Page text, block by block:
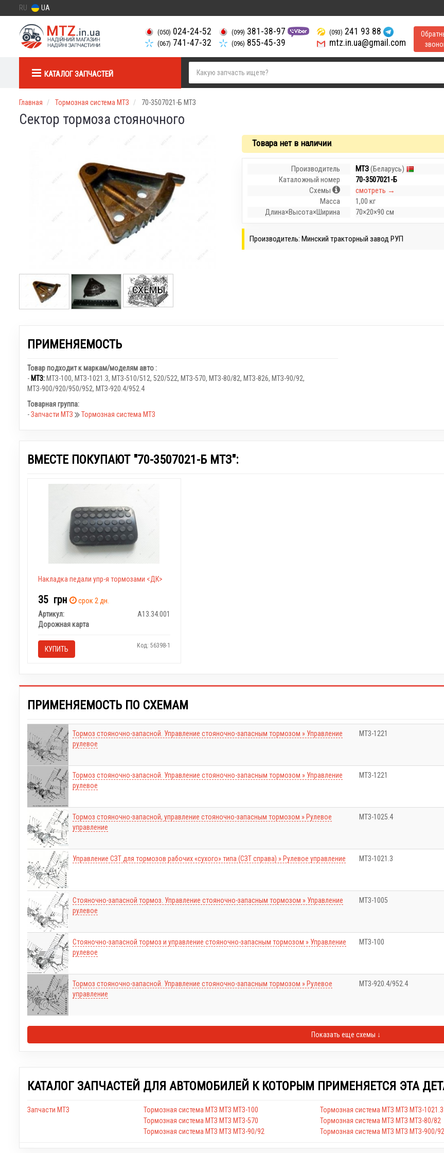
RU UA
(050) 024-24-52
(067) 741-47-32
(099) 381-38-97
(096) 855-45-39
(093) 241 93 88
mtz.in.ua@gmail.com
КАТАЛОГ ЗАПЧАСТЕЙ
Главная Тормозная система МТЗ 70-3507021-Б МТЗ
Сектор тормоза стояночного
Товара нет в наличии
Производитель МТЗ(Беларусь)
Каталожный номер
70-3507021-Б
Схемы
смотреть →
Масса
1,00 кг
Длина×Высота×Ширина
70×20×90 см
Производитель: Минский тракторный завод РУП
ПРИМЕНЯЕМОСТЬ
Товар подходит к маркам/моделям авто :
- МТЗ:МТЗ-100, МТЗ-1021.3, МТЗ-510/512, 520/522, МТЗ-570, МТЗ-80/82, МТЗ-826, МТЗ-90/92,
МТЗ-900/920/950/952, МТЗ-920.4/952.4
Товарная группа:
-Запчасти МТЗ Тормозная система МТЗ
ВМЕСТЕ ПОКУПАЮТ "70-3507021-Б МТЗ":
Накладка педали упр-я тормозами <ДК>
35 грн
срок 2 дн.
Артикул:
А13.34.001
Дорожная карта
КУПИТЬ Код: 56398-1
ПРИМЕНЯЕМОСТЬ ПО СХЕМАМ
Тормоз стояночно-запасной. Управление стояночно-запасным тормозом » Управление
рулевое
МТЗ-1221
Тормоз стояночно-запасной. Управление стояночно-запасным тормозом » Управление
рулевое
МТЗ-1221
Тормоз стояночно-запасной, управление стояночно-запасным тормозом » Рулевое
управление
МТЗ-1025.4
Управление СЗТ для тормозов рабочих «сухого» типа (СЗТ справа) » Рулевое управление МТЗ-1021.3
Стояночно-запасной тормоз. Управление стояночно-запасным тормозом » Управление
рулевое
МТЗ-1005
Стояночно-запасной тормоз и управление стояночно-запасным тормозом » Управление
рулевое
МТЗ-100
Тормоз стояночно-запасной. Управление стояночно-запасным тормозом » Рулевое
управление
МТЗ-920.4/952.4
Показать еще схемы ↓
КАТАЛОГ ЗАПЧАСТЕЙ ДЛЯ АВТОМОБИЛЕЙ К КОТОРЫМ ПРИМЕНЯЕТСЯ ЭТА
Запчасти МТЗ Тормозная система МТЗ МТЗ МТЗ-100 Тормозная система МТЗ МТЗ МТЗ-1021.3
Тормозная система МТЗ МТЗ МТЗ-570
Тормозная система МТЗ МТЗ МТЗ-80/82
Тормозная система МТЗ МТЗ МТЗ-90/92
Тормозная система МТЗ МТЗ МТЗ-900/